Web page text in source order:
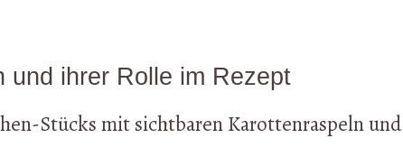
und ihrer Rolle im Rezept